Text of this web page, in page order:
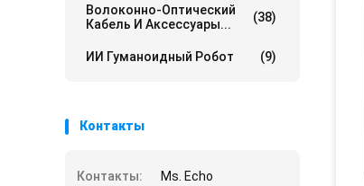
Волоконно-Оптический
Кабель И Аксессуары...
(38)
ИИ Гуманоидный Робот (9)
Контакты
Контакты:
Ms. Echo